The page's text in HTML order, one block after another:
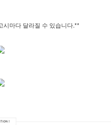
시마다 달라질 수 있습니다.**